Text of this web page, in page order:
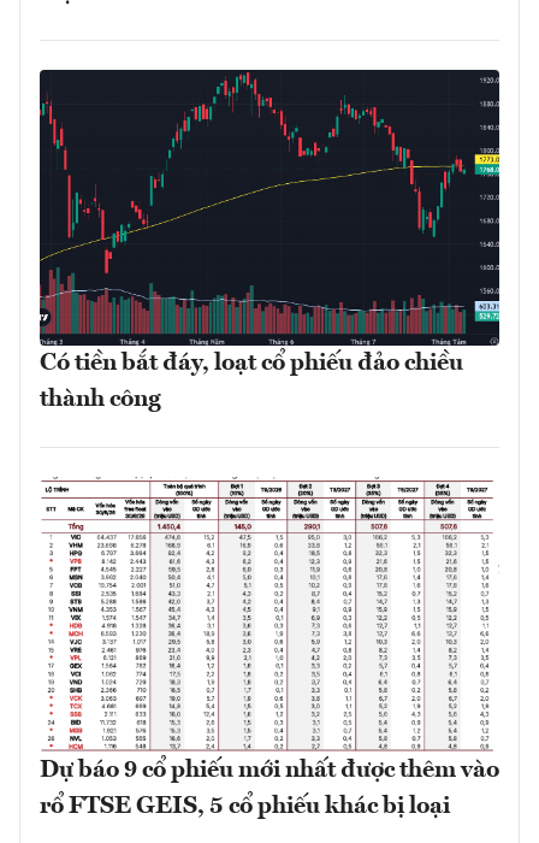
Có tiền bắt đáy, loạt cổ phiếu đảo chiều
thành công
Dự báo 9 cổ phiếu mới nhất được thêm vào
rổ FTSE GEIS, 5 cổ phiếu khác bị loại